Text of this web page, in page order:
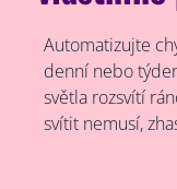
Automatizujte
denní nebo
světla rozsvítí
svítit nemusí,